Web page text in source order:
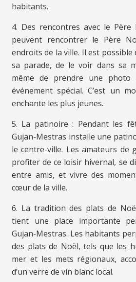
habitants.
4. Des rencontres avec le
peuvent rencontrer le Père
endroits de la ville. Il est possible
sa parade, de le voir dans sa
même de prendre une photo
événement spécial. C’est un
enchante les plus jeunes.
5. La patinoire : Pendant les
Gujan-Mestras installe une
le centre-ville. Les amateurs de
profiter de ce loisir hivernal, se
entre amis, et vivre des
cœur de la ville.
6. La tradition des plats de
tient une place importante
Gujan-Mestras. Les habitants
des plats de Noël, tels que les
mer et les mets régionaux,
d’un verre de vin blanc local.